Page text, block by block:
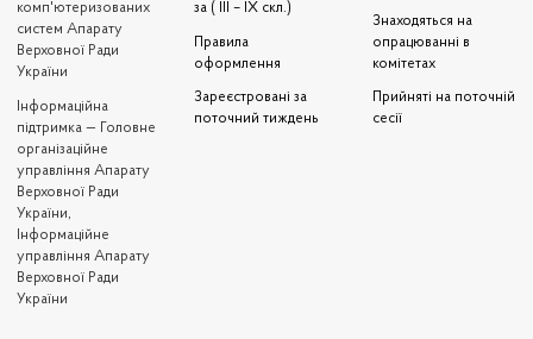
комп'ютеризованих
систем Апарату
Верховної Ради
України
Iнформаційна
підтримка — Головне
організаційне
управління Апарату
Верховної Ради
України,
Інформаційне
управління Апарату
Верховної Ради
України
за ( III – IX скл.)
Правила
оформлення
Зареєстровані за
поточний тиждень
Знаходяться на
опрацюванні в
комітетах
Прийняті на поточній
сесії